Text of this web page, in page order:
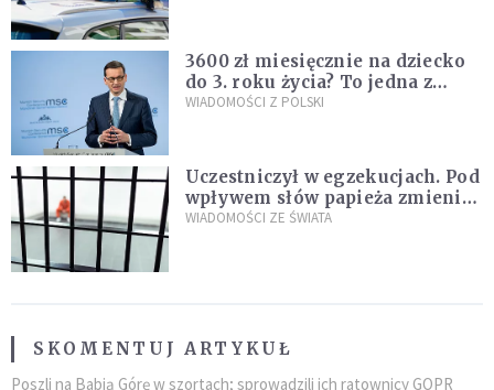
3600 zł miesięcznie na dziecko
do 3. roku życia? To jedna z
propozycji programu "Rozwój
WIADOMOŚCI Z POLSKI
Uczestniczył w egzekucjach. Pod
wpływem słów papieża zmienił
zdanie
WIADOMOŚCI ZE ŚWIATA
SKOMENTUJ ARTYKUŁ
Poszli na Babią Górę w szortach; sprowadzili ich ratownicy GOPR